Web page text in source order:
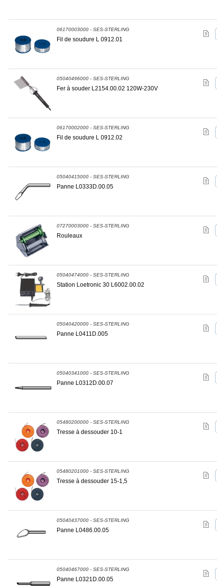
06170003000 - SES-STERLING
Fil de soudure L 0912.01
05040496000 - SES-STERLING
Fer à souder L2154.00.02 120W-230V
06170002000 - SES-STERLING
Fil de soudure L 0912.02
05040415000 - SES-STERLING
Panne L0333D.00.05
07270003000 - SES-STERLING
Rouleaux
05040474000 - SES-STERLING
Station Loetronic 30 L6002.00.02
05040420000 - SES-STERLING
Panne L0411D.005
05040341000 - SES-STERLING
Panne L0312D.00.07
05480200000 - SES-STERLING
Tresse à dessouder 10-1
05480201000 - SES-STERLING
Tresse à dessouder 15-1,5
05040437000 - SES-STERLING
Panne L0486.00.05
05040467000 - SES-STERLING
Panne L0321D.00.05